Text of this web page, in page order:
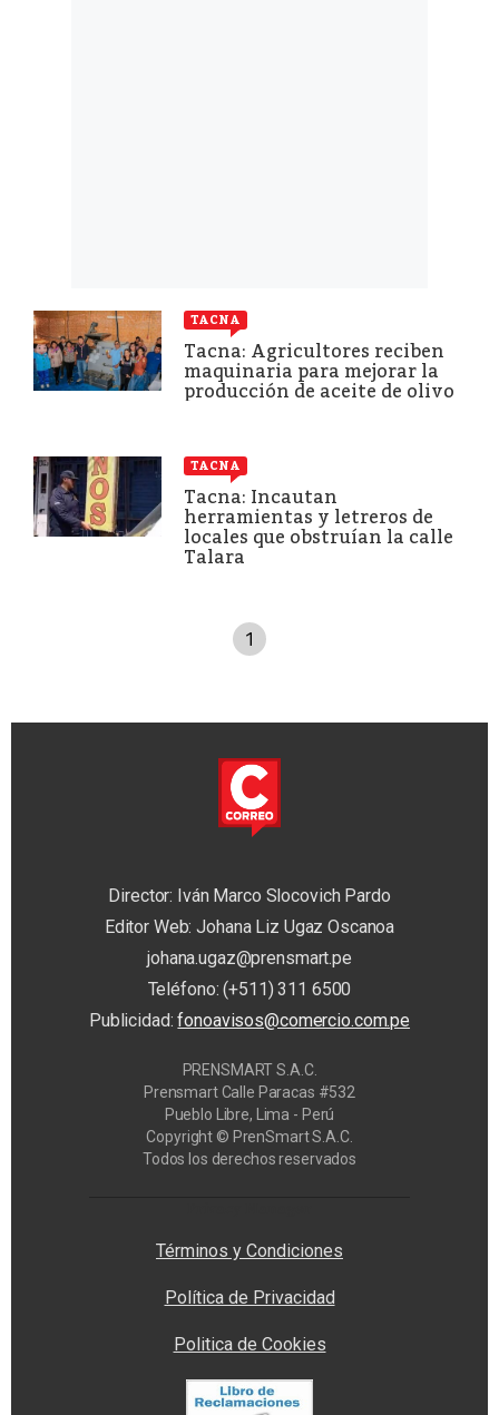
TACNA
Tacna: Agricultores reciben
maquinaria para mejorar la
producción de aceite de olivo
TACNA
Tacna: Incautan
herramientas y letreros de
locales que obstruían la calle
Talara
1
Director: Iván Marco Slocovich Pardo
Editor Web: Johana Liz Ugaz Oscanoa
johana.ugaz@prensmart.pe
Teléfono: (+511) 311 6500
Publicidad:fonoavisos@comercio.com.pe
PRENSMART S.A.C.
Prensmart Calle Paracas #532
Pueblo Libre, Lima - Perú
Copyright © PrenSmart S.A.C.
Todos los derechos reservados
Términos y Condiciones
Política de Privacidad
Politica de Cookies